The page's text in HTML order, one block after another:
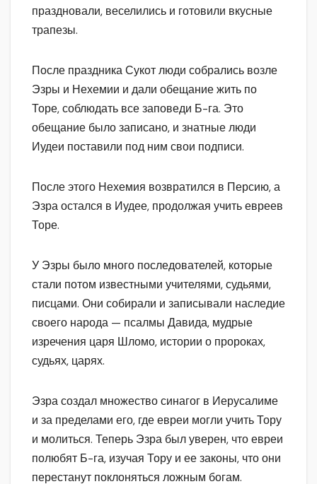
праздновали, веселились и готовили вкусные
трапезы.
После праздника Сукот люди собрались возле
Эзры и Нехемии и дали обещание жить по
Торе, соблюдать все заповеди Б-га. Это
обещание было записано, и знатные люди
Иудеи поставили под ним свои подписи.
После этого Нехемия возвратился в Персию, а
Эзра остался в Иудее, продолжая учить евреев
Торе.
У Эзры было много последователей, которые
стали потом известными учителями, судьями,
писцами. Они собирали и записывали наследие
своего народа — псалмы Давида, мудрые
изречения царя Шломо, истории о пророках,
судьях, царях.
Эзра создал множество синагог в Иерусалиме
и за пределами его, где евреи могли учить Тору
и молиться. Теперь Эзра был уверен, что евреи
полюбят Б-га, изучая Тору и ее законы, что они
перестанут поклоняться ложным богам.